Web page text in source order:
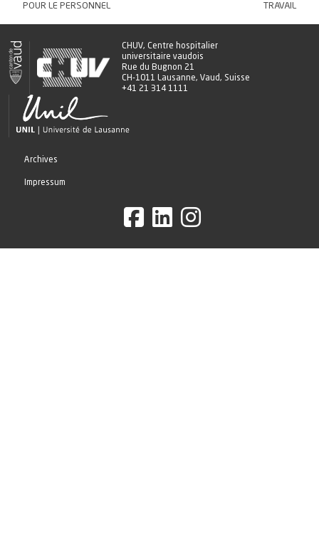
POUR LE PERSONNEL
TRAVAIL
CHUV, Centre hospitalier
universitaire vaudois
Rue du Bugnon 21
CH-1011 Lausanne, Vaud, Suisse
+41 21 314 1111
Archives
Impressum